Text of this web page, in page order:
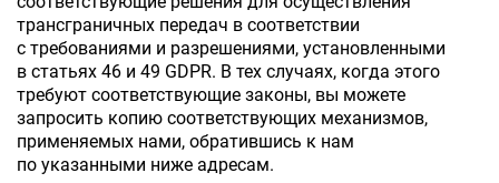
трансграничных передач в соответствии
с требованиями и разрешениями, установленными
в статьях 46 и 49 GDPR. В тех случаях, когда этого
требуют соответствующие законы, вы можете
запросить копию соответствующих механизмов,
применяемых нами, обратившись к нам
по указанными ниже адресам.